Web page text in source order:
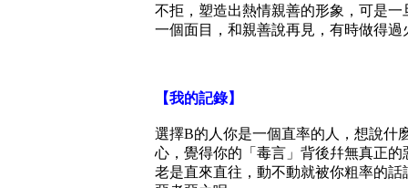
不拒，塑造出熱情親善的形象，可是
一個面目，和親善說再見，有時做得
【我的記錄】
選擇B的人你是一個直率的人，想說什
心，覺得你的「毒言」背後幷無真正
老是直來直往，動不動就被你粗率的